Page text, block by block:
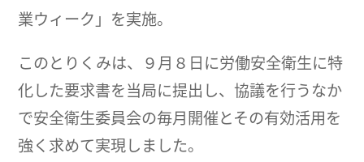
業ウィーク」を実施。
このとりくみは、９月８日に労働安全衛生に特
化した要求書を当局に提出し、協議を行うなか
で安全衛生委員会の毎月開催とその有効活用を
強く求めて実現しました。